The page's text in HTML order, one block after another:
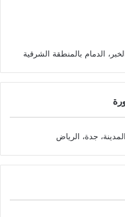
الدمام بالمنطقة الشرقية
جدة، الرياض